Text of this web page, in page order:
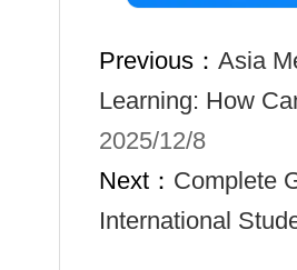
Previous： Asia
Learning: How
2025/12/8
Next： Complete
International